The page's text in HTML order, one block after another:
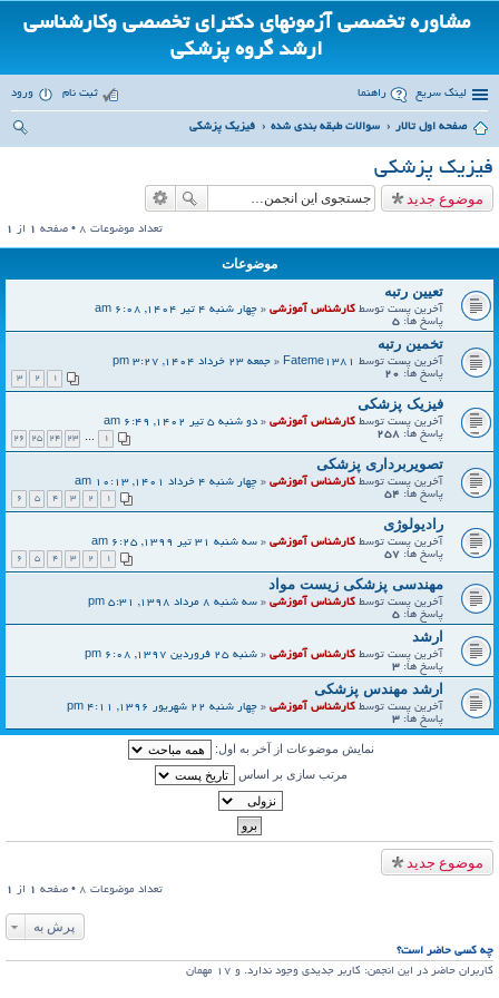
مشاوره تخصصی آزمونهای دکترای تخصصی وکارشناسی
ارشد گروه پزشکی
لینک سریع راهنما ورود ثبت نام
صفحه اول تالار سوالات طبقه بندی شده فیزیک پزشکی
فیزیک پزشکی
موضوع جدید
تعداد موضوعات 8 • صفحه 1 از 1
موضوعات
تعیین رتبه
آخرین پست توسط کارشناس آموزشی « چهار شنبه 4 تیر 1404, 6:08 am
پاسخ ها: 5
تخمین رتبه
آخرین پست توسط Fateme1381
« جمعه 23 خرداد 1404, 3:27 pm
پاسخ ها: 20
1
2
3
فیزیک پزشکی
آخرین پست توسط کارشناس آموزشی « دو شنبه 5 تیر 1402, 6:49 am
پاسخ ها: 258
1
…
23
24
25
26
تصویربرداری پزشکی
آخرین پست توسط کارشناس آموزشی « چهار شنبه 4 خرداد 1401, 10:13 am
پاسخ ها: 54
1
2
3
4
5
6
رادیولوژی
آخرین پست توسط کارشناس آموزشی « سه شنبه 31 تیر 1399, 6:25 am
پاسخ ها: 57
1
2
3
4
5
6
مهندسی پزشکی زیست مواد
آخرین پست توسط کارشناس آموزشی « سه شنبه 8 مرداد 1398, 5:31 pm
پاسخ ها: 5
ارشد
آخرین پست توسط کارشناس آموزشی « شنبه 25 فروردین 1397, 6:08 pm
پاسخ ها: 3
ارشد مهندس پزشکی
آخرین پست توسط کارشناس آموزشی « چهار شنبه 22 شهریور 1396, 4:11 pm
پاسخ ها: 3
نمایش موضوعات از آخر به اول:
مرتب سازی بر اساس
موضوع جدید
تعداد موضوعات 8 • صفحه 1 از 1
پرش به
چه کسی حاضر است؟
کاربران حاضر در این انجمن: کاربر جدیدی وجود ندارد. و 17 مهمان